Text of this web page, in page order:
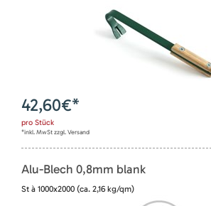
42,60€*
pro Stück
*inkl. MwSt zzgl. Versand
Alu-Blech 0,8mm blank
St à 1000x2000 (ca. 2,16 kg/qm)